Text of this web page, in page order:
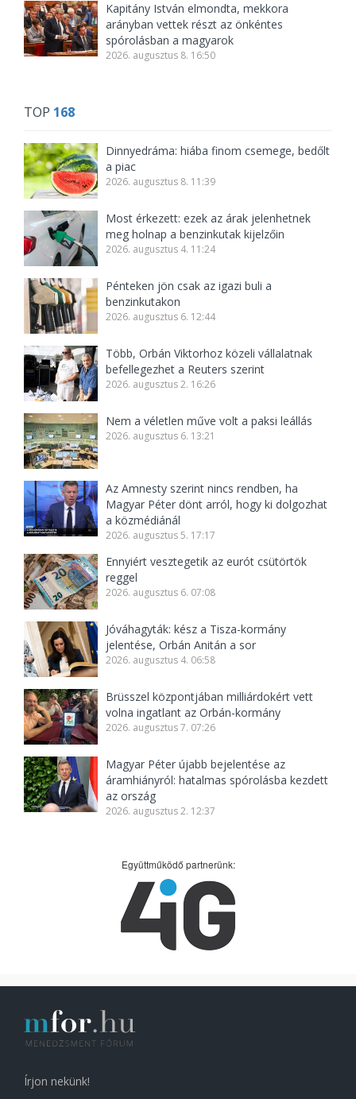
Kapitány István elmondta, mekkora
arányban vettek részt az önkéntes
spórolásban a magyarok
2026. augusztus 8. 16:50
TOP 168
Dinnyedráma: hiába finom csemege, bedőlt
a piac
2026. augusztus 8. 11:39
Most érkezett: ezek az árak jelenhetnek
meg holnap a benzinkutak kijelzőin
2026. augusztus 4. 11:24
Pénteken jön csak az igazi buli a
benzinkutakon
2026. augusztus 6. 12:44
Több, Orbán Viktorhoz közeli vállalatnak
befellegezhet a Reuters szerint
2026. augusztus 2. 16:26
Nem a véletlen műve volt a paksi leállás
2026. augusztus 6. 13:21
Az Amnesty szerint nincs rendben, ha
Magyar Péter dönt arról, hogy ki dolgozhat
a közmédiánál
2026. augusztus 5. 17:17
Ennyiért vesztegetik az eurót csütörtök
reggel
2026. augusztus 6. 07:08
Jóváhagyták: kész a Tisza-kormány
jelentése, Orbán Anitán a sor
2026. augusztus 4. 06:58
Brüsszel központjában milliárdokért vett
volna ingatlant az Orbán-kormány
2026. augusztus 7. 07:26
Magyar Péter újabb bejelentése az
áramhiányról: hatalmas spórolásba kezdett
az ország
2026. augusztus 2. 12:37
Együttműködő partnerünk:
Írjon nekünk!